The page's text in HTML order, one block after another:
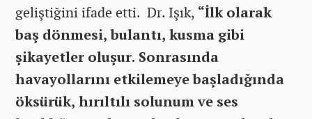
geliştiğini ifade etti. Dr. Işık, “İlk olarak
baş dönmesi, bulantı, kusma gibi
şikayetler oluşur. Sonrasında
havayollarını etkilemeye başladığında
öksürük, hırıltılı solunum ve ses